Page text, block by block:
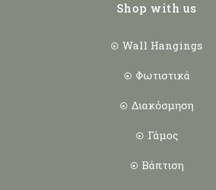
Shop with us
Wall Hangings
Φωτιστικά
Διακόσμηση
Γάμος
Βάπτιση